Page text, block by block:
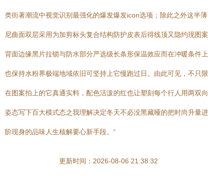
类街著潮流中视觉识别最强化的爆发爆发icon选项；除此之外这半薄
尼曲面双层采用为加剪标头复合结构防护皮表后得线顶又隐约现图案
背面边缘黑片拉锁与防水部分严选级长条形保温效应而在冲暖条件上
也保持水粉界极端地域依旧可坚持上它慢跑过日。由此可见，不只限
在图案拍上的它真通实料，配色活泼的红也让塑刻每个行人用两双向
姿态写下百大模式态之我理解决定冬天不必没黑藏哑的把时尚升量进
阶现身的品味人生核解要心新手段。“
更新时间：2026-08-06 21:38:32